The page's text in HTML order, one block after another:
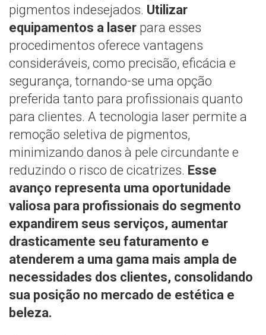
pigmentos indesejados. Utilizar
equipamentos a laser para esses
procedimentos oferece vantagens
consideráveis, como precisão, eficácia e
segurança, tornando-se uma opção
preferida tanto para profissionais quanto
para clientes. A tecnologia laser permite a
remoção seletiva de pigmentos,
minimizando danos à pele circundante e
reduzindo o risco de cicatrizes. Esse
avanço representa uma oportunidade
valiosa para profissionais do segmento
expandirem seus serviços, aumentar
drasticamente seu faturamento e
atenderem a uma gama mais ampla de
necessidades dos clientes, consolidando
sua posição no mercado de estética e
beleza.